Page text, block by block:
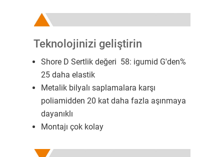
Teknolojinizi geliştirin
Shore D Sertlik değeri 58: igumid G'den%
25 daha elastik
Metalik bilyalı saplamalara karşı
poliamidden 20 kat daha fazla aşınmaya
dayanıklı
Montajı çok kolay